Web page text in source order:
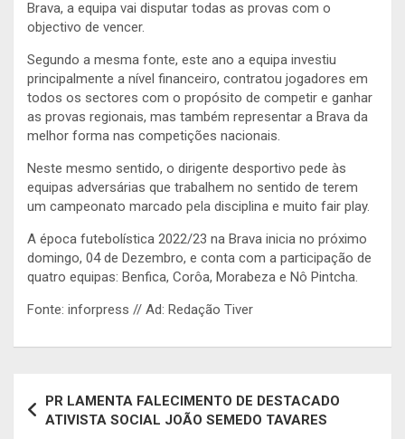
Brava, a equipa vai disputar todas as provas com o
objectivo de vencer.
Segundo a mesma fonte, este ano a equipa investiu
principalmente a nível financeiro, contratou jogadores em
todos os sectores com o propósito de competir e ganhar
as provas regionais, mas também representar a Brava da
melhor forma nas competições nacionais.
Neste mesmo sentido, o dirigente desportivo pede às
equipas adversárias que trabalhem no sentido de terem
um campeonato marcado pela disciplina e muito fair play.
A época futebolística 2022/23 na Brava inicia no próximo
domingo, 04 de Dezembro, e conta com a participação de
quatro equipas: Benfica, Corôa, Morabeza e Nô Pintcha.
Fonte: inforpress // Ad: Redação Tiver
de
PR LAMENTA FALECIMENTO DE DESTACADO
ATIVISTA SOCIAL JOÃO SEMEDO TAVARES